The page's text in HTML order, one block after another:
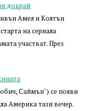
докрай
Амел и Колтън
на сериала
участват. През
Саймън") се появи
Америка тази вечер.